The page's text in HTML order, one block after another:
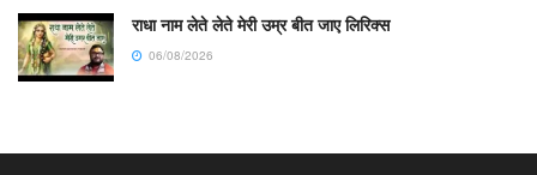
राधा नाम लेते लेते मेरी उम्र बीत जाए लिरिक्स
06/08/2026